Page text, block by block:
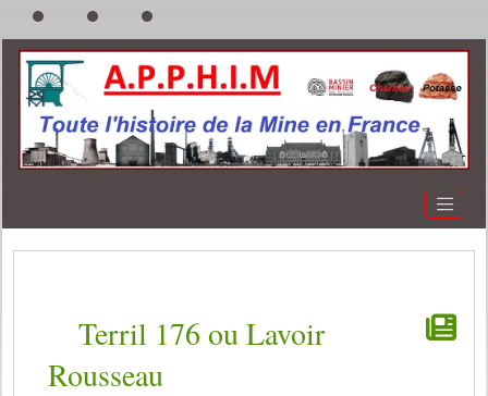
Terril 176 ou Lavoir
Rousseau